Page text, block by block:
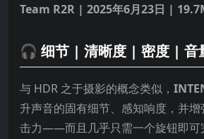
Team R2R | 2025年6月23日 |
🎧 细节 | 清晰度 | 密度 | 音
与 HDR 之于摄影的概念类似，
升声音的固有细节、感知响度，并
击力——而且几乎只需一个旋钮即可